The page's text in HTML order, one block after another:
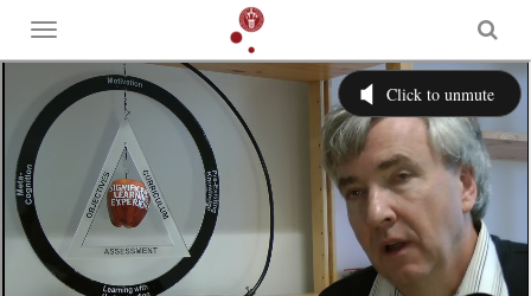
Toggle
menu